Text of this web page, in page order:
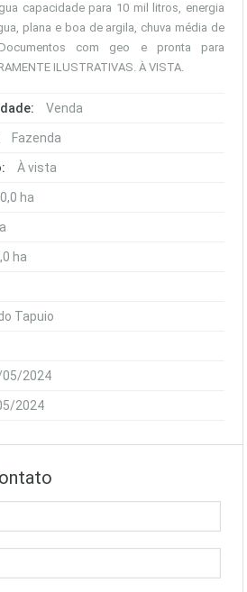
capacidade para 10 mil litros, energia
plana e boa de argila, chuva média de
com geo e pronta para
ILUSTRATIVAS. À VISTA.
Venda
Fazenda
À vista
ha
ha
Tapuio
2024
2024